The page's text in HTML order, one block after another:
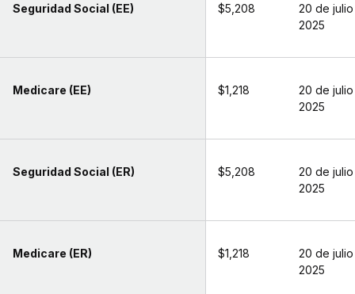
Seguridad Social (EE) $5,208
20 de
2025
Medicare (EE) $1,218
20 de
2025
Seguridad Social (ER) $5,208
20 de
2025
Medicare (ER) $1,218
20 de
2025